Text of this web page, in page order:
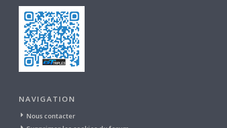
NAVIGATION
Nous contacter